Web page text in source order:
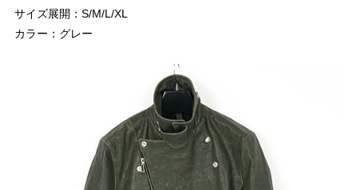
サイズ展開：S/M/L/XL
カラー：グレー